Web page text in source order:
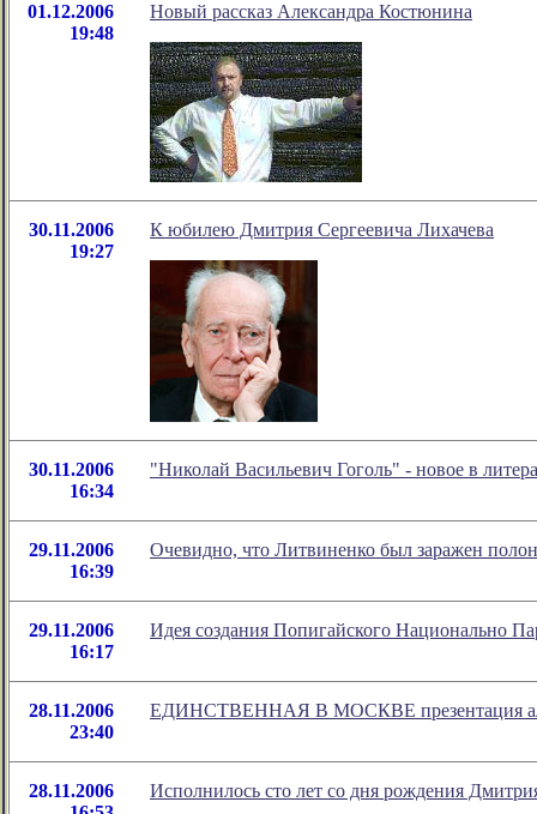
01.12.2006
19:48
Новый рассказ Александра Костюнина
30.11.2006
19:27
К юбилею Дмитрия Сергеевича Лихачева
30.11.2006
16:34
"Николай Васильевич Гоголь" - новое в
29.11.2006
16:39
Очевидно, что Литвиненко был заражен
29.11.2006
16:17
Идея создания Попигайского Национально
28.11.2006
23:40
ЕДИНСТВЕННАЯ В МОСКВЕ презентация
28.11.2006
Исполнилось сто лет со дня рождения